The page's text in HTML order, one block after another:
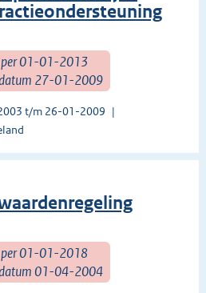
per 01-01-2013
27-01-2009
t/m 26-01-2009
per 01-01-2018
01-04-2004